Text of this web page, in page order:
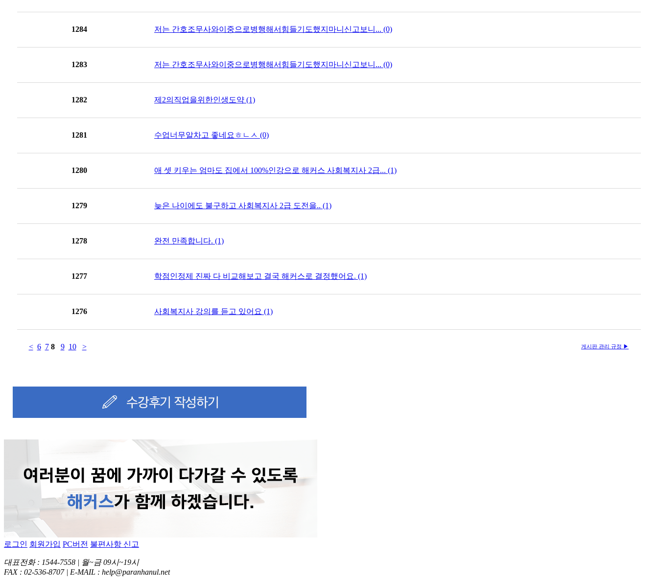
1284 저는 간호조무사와이중으로병행해서힘들기도했지마니신고보니... (0)
1283 저는 간호조무사와이중으로병행해서힘들기도했지마니신고보니... (0)
1282 제2의직업을위한인생도약 (1)
1281 수업너무알차고 좋네요ㅎㄴㅅ (0)
1280 애 셋 키우는 엄마도 집에서 100%인강으로 해커스 사회복지사 2급... (1)
1279 늦은 나이에도 불구하고 사회복지사 2급 도전을.. (1)
1278 완전 만족합니다. (1)
1277 학점인정제 진짜 다 비교해보고 결국 해커스로 결정했어요. (1)
1276 사회복지사 강의를 듣고 있어요 (1)
< 6 78 9 10 > 게시판 관리 규정 ▶
로그인 회원가입 PC버전 불편사항 신고
대표전화 : 1544-7558 | 월~금 09시~19시
FAX : 02-536-8707 | E-MAIL : help@paranhanul.net